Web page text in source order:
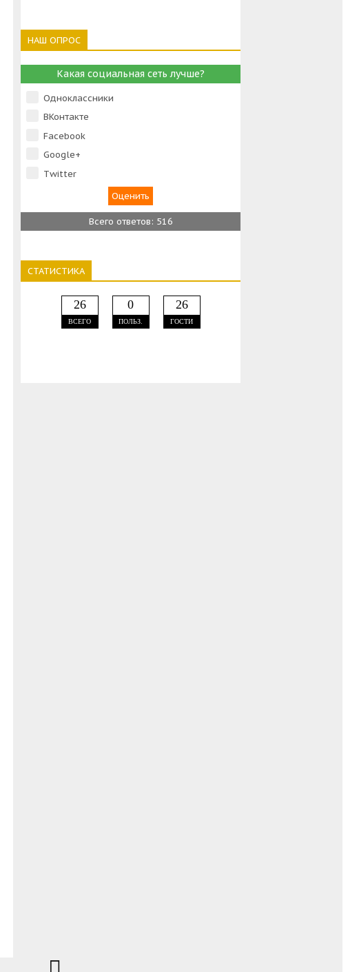
НАШ ОПРОС
Какая социальная сеть лучше?
Одноклассники
ВКонтакте
Facebook
Google+
Тwitter
Всего ответов: 516
СТАТИСТИКА
26
ВСЕГО
0
ПОЛЬЗ.
26
ГОСТИ